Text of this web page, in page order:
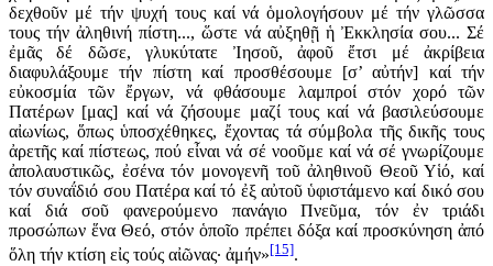
δεχθοῦν μέ τήν ψυχή τους καί νά ὁμολογήσουν μέ τήν γλῶσσα
τους τήν ἀληθινή πίστη..., ὥστε νά αὐξηθῇ ἡ Ἐκκλησία σου... Σέ
ἐμᾶς δέ δῶσε, γλυκύτατε Ἰησοῦ, ἀφοῦ ἔτσι μέ ἀκρίβεια
διαφυλάξουμε τήν πίστη καί προσθέσουμε [σ’ αὐτήν] καί τήν
εὐκοσμία τῶν ἔργων, νά φθάσουμε λαμπροί στόν χορό τῶν
Πατέρων [μας] καί νά ζήσουμε μαζί τους καί νά βασιλεύσουμε
αἰωνίως, ὅπως ὑποσχέθηκες, ἔχοντας τά σύμβολα τῆς δικῆς τους
ἀρετῆς καί πίστεως, πού εἶναι νά σέ νοοῦμε καί νά σέ γνωρίζουμε
ἀπολαυστικῶς, ἐσένα τόν μονογενῆ τοῦ ἀληθινοῦ Θεοῦ Υἱό, καί
τόν συναΐδιό σου Πατέρα καί τό ἐξ αὐτοῦ ὑφιστάμενο καί δικό σου
καί διά σοῦ φανερούμενο πανάγιο Πνεῦμα, τόν ἐν τριάδι
προσώπων ἕνα Θεό, στόν ὁποῖο πρέπει δόξα καί προσκύνηση ἀπό
ὅλη τήν κτίση εἰς τούς αἰῶνας· ἀμήν»[15].